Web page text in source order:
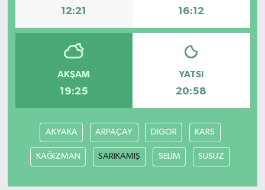
12:21 16:12
AKŞAM
19:25
YATSI
20:58
AKYAKA ARPAÇAY DİGOR KARS
KAĞIZMAN SARIKAMIŞ SELİM SUSUZ